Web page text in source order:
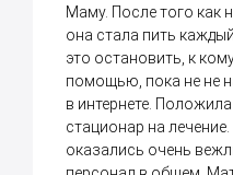
Маму. После того как
она стала пить
это остановить, к
помощью, пока не не
в интернете.
стационар на
оказались очень